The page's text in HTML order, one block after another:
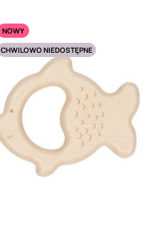
NOWY
CHWILOWO NIEDOSTĘPNE